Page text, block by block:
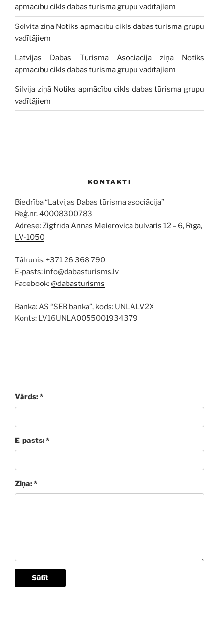
apmācību cikls dabas tūrisma grupu vadītājiem
Solvita ziņā Notiks apmācību cikls dabas tūrisma grupu
vadītājiem
Latvijas Dabas Tūrisma Asociācija ziņā Notiks
apmācību cikls dabas tūrisma grupu vadītājiem
Silvija ziņā Notiks apmācību cikls dabas tūrisma grupu
vadītājiem
KONTAKTI
Biedrība “Latvijas Dabas tūrisma asociācija”
Reģ.nr. 40008300783
Adrese:Zigfrīda Annas Meierovica bulvāris 12 – 6, Rīga,
LV-1050
Tālrunis: +371 26 368 790
E-pasts: info@dabasturisms.lv
Facebook:@dabasturisms
Banka: AS “SEB banka”, kods: UNLALV2X
Konts: LV16UNLA0055001934379
Vārds: *
E-pasts: *
Ziņa: *
Sūtīt